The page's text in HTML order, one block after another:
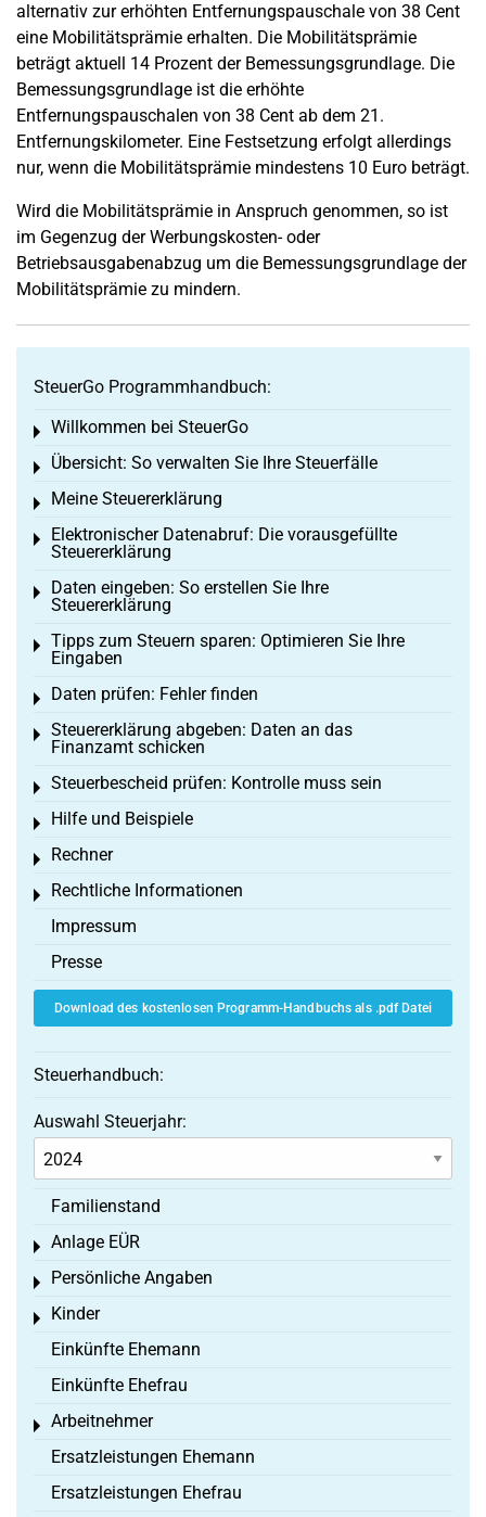
alternativ zur erhöhten Entfernungspauschale von 38 Cent
eine Mobilitätsprämie erhalten. Die Mobilitätsprämie
beträgt aktuell 14 Prozent der Bemessungsgrundlage. Die
Bemessungsgrundlage ist die erhöhte
Entfernungspauschalen von 38 Cent ab dem 21.
Entfernungskilometer. Eine Festsetzung erfolgt allerdings
nur, wenn die Mobilitätsprämie mindestens 10 Euro beträgt.
Wird die Mobilitätsprämie in Anspruch genommen, so ist
im Gegenzug der Werbungskosten- oder
Betriebsausgabenabzug um die Bemessungsgrundlage der
Mobilitätsprämie zu mindern.
SteuerGo Programmhandbuch:
Willkommen bei SteuerGo
Toggle menu
Übersicht: So verwalten Sie Ihre Steuerfälle
Toggle menu
Meine Steuererklärung
Toggle menu
Elektronischer Datenabruf: Die vorausgefüllte
Steuererklärung
Toggle menu
Daten eingeben: So erstellen Sie Ihre
Steuererklärung
Toggle menu
Tipps zum Steuern sparen: Optimieren Sie Ihre
Eingaben
Toggle menu
Daten prüfen: Fehler finden
Toggle menu
Steuererklärung abgeben: Daten an das
Finanzamt schicken
Toggle menu
Steuerbescheid prüfen: Kontrolle muss sein
Toggle menu
Hilfe und Beispiele
Toggle menu
Rechner
Toggle menu
Rechtliche Informationen
Toggle menu
Impressum
Presse
Download des kostenlosen Programm-Handbuchs als .pdf Datei
Steuerhandbuch:
Auswahl Steuerjahr:
Familienstand
Anlage EÜR
Toggle menu
Persönliche Angaben
Toggle menu
Kinder
Toggle menu
Einkünfte Ehemann
Einkünfte Ehefrau
Arbeitnehmer
Toggle menu
Ersatzleistungen Ehemann
Ersatzleistungen Ehefrau